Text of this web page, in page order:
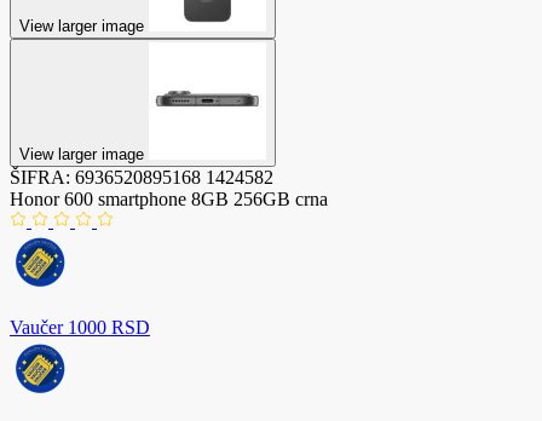
View larger image
View larger image
ŠIFRA: 6936520895168 1424582
Honor 600 smartphone 8GB 256GB crna
Vaučer 1000 RSD